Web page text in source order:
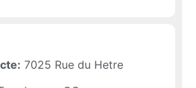
7025 Rue du Hetre